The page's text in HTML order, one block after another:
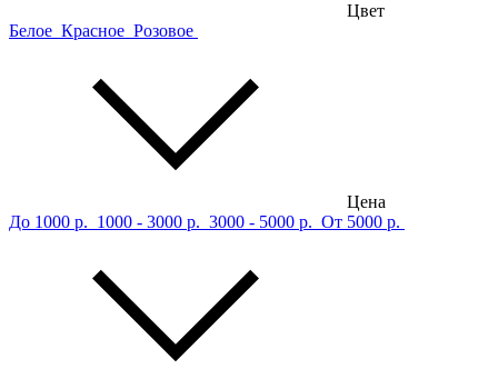
Цвет
Белое Красное Розовое
Цена
До 1000 р. 1000 - 3000 р. 3000 - 5000 р. От 5000 р.